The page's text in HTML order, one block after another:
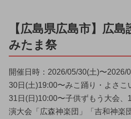
【広島県広島市】広
みたま祭
開催日時：2026/05/30(土)〜2026/
30日(土)19:00〜みこ踊り・よさ
31日(日)10:00〜子供ずもう大会、
演大会「広森神楽団」「吉和神楽団